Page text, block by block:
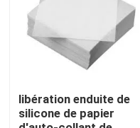
libération enduite de
silicone de papier